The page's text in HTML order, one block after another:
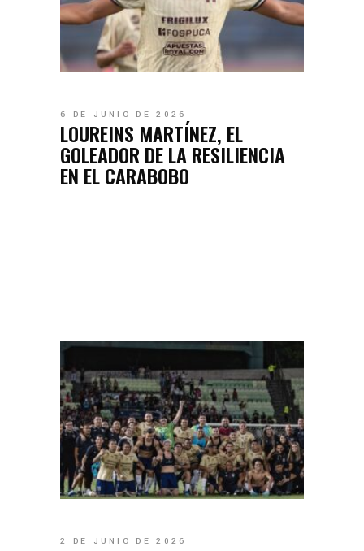
6 DE JUNIO DE 2026
LOUREINS MARTÍNEZ, EL
GOLEADOR DE LA RESILIENCIA
EN EL CARABOBO
2 DE JUNIO DE 2026